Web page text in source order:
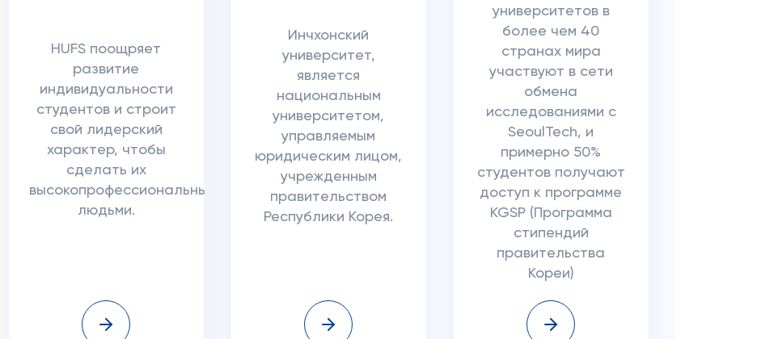
HUFS поощряет
развитие
индивидуальности
студентов и строит
свой лидерский
характер, чтобы
сделать их
высокопрофессиональными
людьми.
Инчхонский
университет,
является
национальным
университетом,
управляемым
юридическим лицом,
учрежденным
правительством
Республики Корея.
университетов в
более чем 40
странах мира
участвуют в сети
обмена
исследованиями с
SeoulTech, и
примерно 50%
студентов получают
доступ к программе
KGSP (Программа
стипендий
правительства
Кореи)